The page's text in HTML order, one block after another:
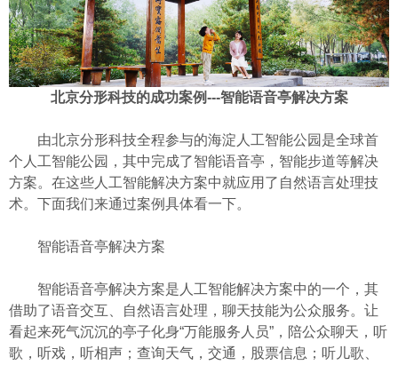
北京分形科技的成功案例---智能语音亭解决方案
由北京分形科技全程参与的海淀人工智能公园是全球首
个人工智能公园，其中完成了智能语音亭，智能步道等解决
方案。在这些人工智能解决方案中就应用了自然语言处理技
术。下面我们来通过案例具体看一下。
智能语音亭解决方案
智能语音亭解决方案是人工智能解决方案中的一个，其
借助了语音交互、自然语言处理，聊天技能为公众服务。让
看起来死气沉沉的亭子化身“万能服务人员”，陪公众聊天，听
歌，听戏，听相声；查询天气，交通，股票信息；听儿歌、